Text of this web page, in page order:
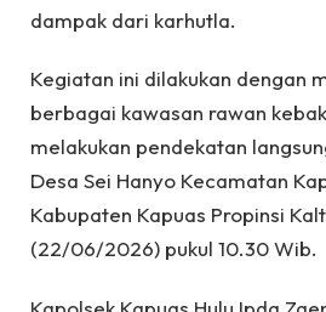
dampak dari karhutla.
Kegiatan ini dilakukan dengan
berbagai kawasan rawan
melakukan pendekatan
Desa Sei Hanyo Kecamatan
Kabupaten Kapuas Propinsi
(22/06/2026) pukul 10.30 Wib.